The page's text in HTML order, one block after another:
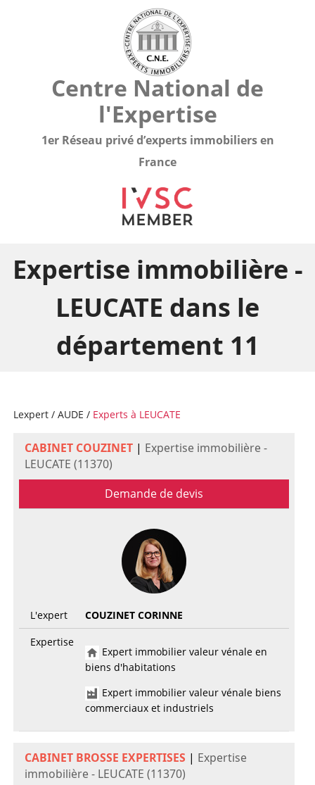
Centre National de
l'Expertise
1er Réseau privé d’experts immobiliers en
France
Expertise immobilière -
LEUCATE dans le
département 11
Lexpert/ AUDE / Experts à LEUCATE
CABINET COUZINET| Expertise immobilière -
LEUCATE (11370)
Demande de devis
L'expert
COUZINET CORINNE
Expertise
Expert immobilier valeur vénale en
biens d'habitations
Expert immobilier valeur vénale biens
commerciaux et industriels
CABINET BROSSE EXPERTISES | Expertise
immobilière - LEUCATE (11370)